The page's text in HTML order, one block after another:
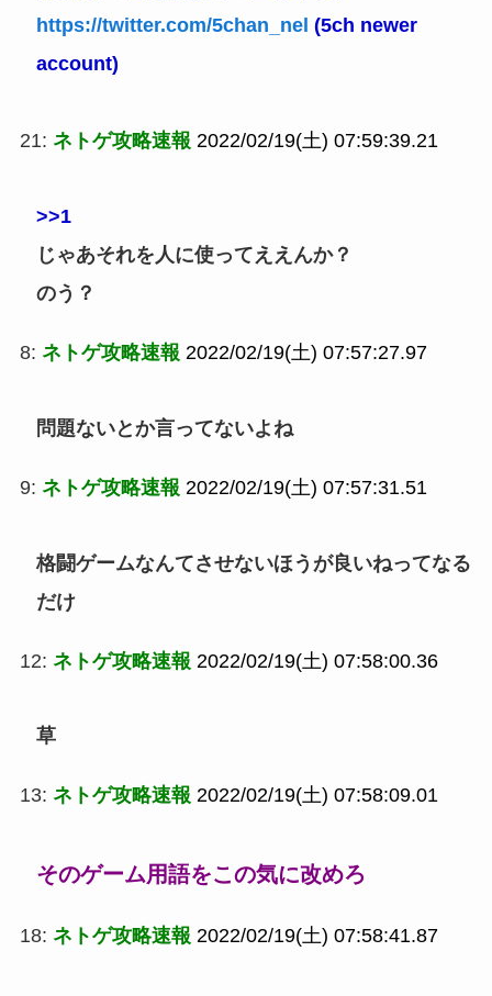
https://twitter.com/5chan_nel (5ch newer
account)
21: ネトゲ攻略速報 2022/02/19(土) 07:59:39.21
>>1
じゃあそれを人に使ってええんか？
のう？
8: ネトゲ攻略速報 2022/02/19(土) 07:57:27.97
問題ないとか言ってないよね
9: ネトゲ攻略速報 2022/02/19(土) 07:57:31.51
格闘ゲームなんてさせないほうが良いねってなる
だけ
12: ネトゲ攻略速報 2022/02/19(土) 07:58:00.36
草
13: ネトゲ攻略速報 2022/02/19(土) 07:58:09.01
そのゲーム用語をこの気に改めろ
18: ネトゲ攻略速報 2022/02/19(土) 07:58:41.87